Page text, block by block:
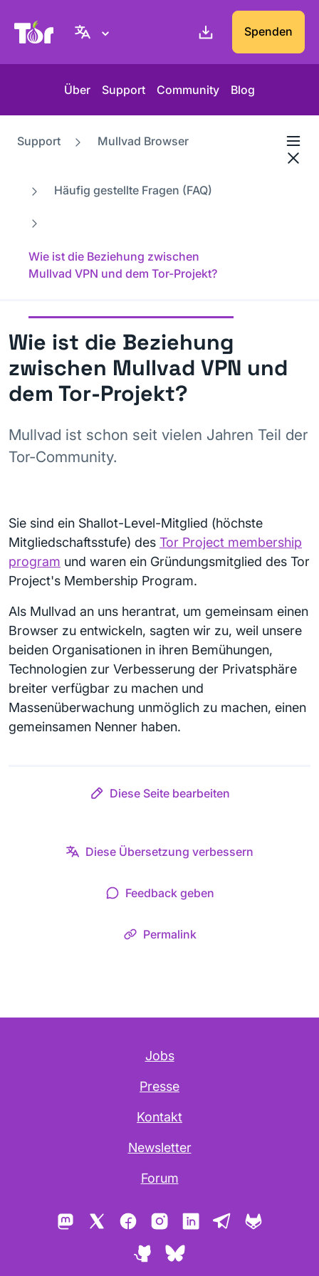
Tor-Projekt Webseite Spenden
Über Support Community Blog
Support Mullvad Browser
Häufig gestellte Fragen (FAQ)
Wie ist die Beziehung zwischen
Mullvad VPN und dem Tor-Projekt?
Wie ist die Beziehung
zwischen Mullvad VPN und
dem Tor-Projekt?
Mullvad ist schon seit vielen Jahren Teil der
Tor-Community.
Sie sind ein Shallot-Level-Mitglied (höchste
Mitgliedschaftsstufe) des Tor Project membership
program und waren ein Gründungsmitglied des Tor
Project's Membership Program.
Als Mullvad an uns herantrat, um gemeinsam einen
Browser zu entwickeln, sagten wir zu, weil unsere
beiden Organisationen in ihren Bemühungen,
Technologien zur Verbesserung der Privatsphäre
breiter verfügbar zu machen und
Massenüberwachung unmöglich zu machen, einen
gemeinsamen Nenner haben.
Diese Seite bearbeiten
Diese Übersetzung verbessern
Feedback geben
Permalink
Jobs
Presse
Kontakt
Newsletter
Forum
Mastodon FacebookInstagramLinkedInTelegram
GitHubBluesky